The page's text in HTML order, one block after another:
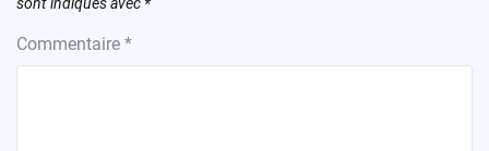
sont indiqués avec *
Commentaire *